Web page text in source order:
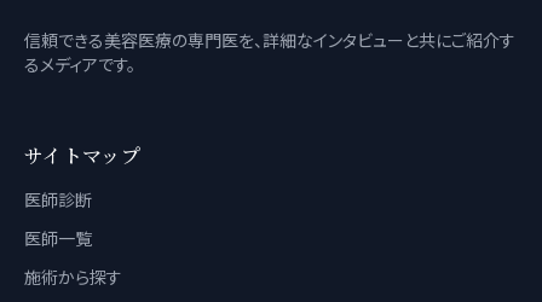
信頼できる美容医療の専門医を、詳細なインタビューと共にご紹介す
るメディアです。
サイトマップ
医師診断
医師一覧
施術から探す